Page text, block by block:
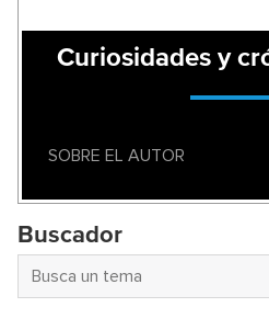
Curiosidades y
SOBRE EL AUTOR
Buscador